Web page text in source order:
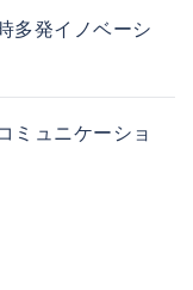
多発イノベーシ
ミュニケーショ